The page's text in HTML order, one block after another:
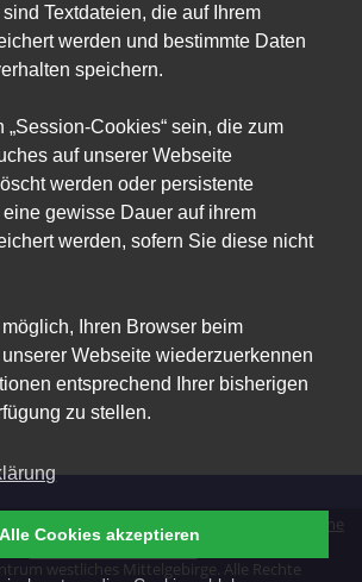
Textdateien, die auf Ihrem
werden und bestimmte Daten
speichern.
Cookies“ sein, die zum
auf unserer Webseite
werden oder persistente
gewisse Dauer auf ihrem
werden, sofern Sie diese nicht
Ihren Browser beim
Webseite wiederzuerkennen
entsprechend Ihrer bisherigen
zu stellen.
Alle Cookies akzeptieren
| Erklärung zur Barrierefreiheit
Allgemeine
|
Vertrag widerrufen
westliches Mittelgebirge. Alle Rechte